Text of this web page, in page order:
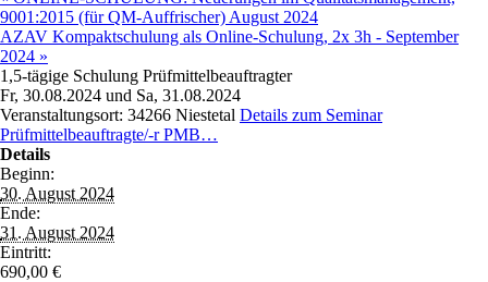
9001:2015 (für QM-Auffrischer) August 2024
AZAV Kompaktschulung als Online-Schulung, 2x 3h - September
2024 »
1,5-tägige Schulung Prüfmittelbeauftragter
Fr, 30.08.2024 und Sa, 31.08.2024
Veranstaltungsort: 34266 Niestetal Details zum Seminar
Prüfmittelbeauftragte/-r PMB…
Details
Beginn:
30. August 2024
Ende:
31. August 2024
Eintritt:
690,00 €